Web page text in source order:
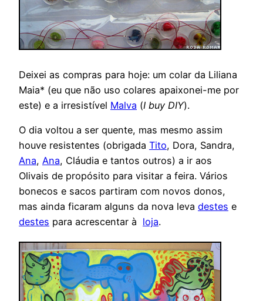
Deixei as compras para hoje: um colar da Liliana
Maia* (eu que não uso colares apaixonei-me por
este) e a irresistível Malva (I buy DIY).
O dia voltou a ser quente, mas mesmo assim
houve resistentes (obrigada Tito, Dora, Sandra,
Ana, Ana, Cláudia e tantos outros) a ir aos
Olivais de propósito para visitar a feira. Vários
bonecos e sacos partiram com novos donos,
mas ainda ficaram alguns da nova leva destes e
destes para acrescentar à loja.